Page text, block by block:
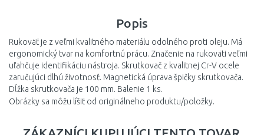
Popis
Rukoväť je z veľmi kvalitného materiálu odolného proti oleju. Má
ergonomický tvar na komfortnú prácu. Značenie na rukoväti veľmi
uľahčuje identifikáciu nástroja. Skrutkovač z kvalitnej Cr-V ocele
zaručujúci dlhú životnosť. Magnetická úprava špičky skrutkovača.
Dĺžka skrutkovača je 100 mm. Balenie 1 ks.
Obrázky sa môžu líšiť od originálneho produktu/položky.